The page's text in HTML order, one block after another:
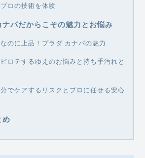
ロの技術を体験
ナパだからこその魅力とお悩み
のに上品！プラダ カナパの魅力
ロテするゆえのお悩みと持ち手汚れと
でケアするリスクとプロに任せる安心
め